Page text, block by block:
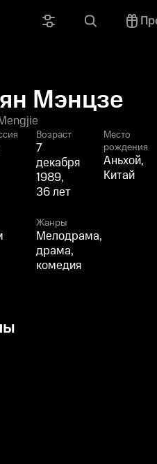
Мэнцзе
Возраст
7
декабря
1989,
36 лет
Место
рождения
Аньхой,
Китай
Жанры
Мелодрама,
драма,
комедия